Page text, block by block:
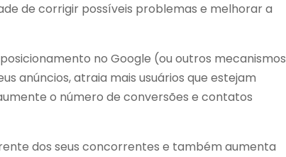
de corrigir possíveis problemas e melhorar a
no Google (ou outros mecanismos
anúncios, atraia mais usuários que estejam
o número de conversões e contatos
dos seus concorrentes e também aumenta